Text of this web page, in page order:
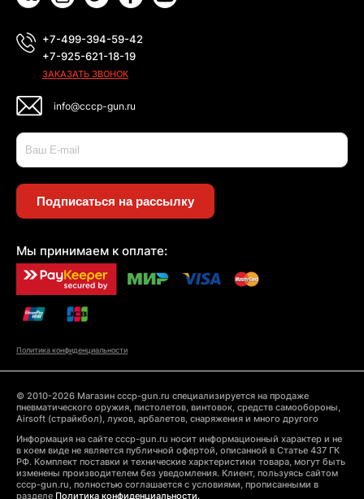
+7-499-394-59-42
+7-925-621-18-19
ЗАКАЗАТЬ ЗВОНОК
info@cccp-gun.ru
Подписаться на рассылку
Мы принимаем к оплате:
Политика конфиденциальности
© 2010-2026 Магазин cccp-gun.ru специализируется на продаже
пневматического оружия, пистолетов, винтовок, средств самообороны,
Airsoft (страйкбол), луков, арбалетов, снаряжения и много другого
Информация на сайте cccp-gun.ru носит информационный характер и не
в коем виде не является публичной офертой, описанной в Статье 437 ГК
РФ. Комплект поставки и технические харктеристики товара, могут быть
изменены производителем без уведомления. Клиент, пользуясь сайтом
cccp-gun.ru, полностью соглашается с условиями, прописанными в
разделе Политика конфиденциальности.